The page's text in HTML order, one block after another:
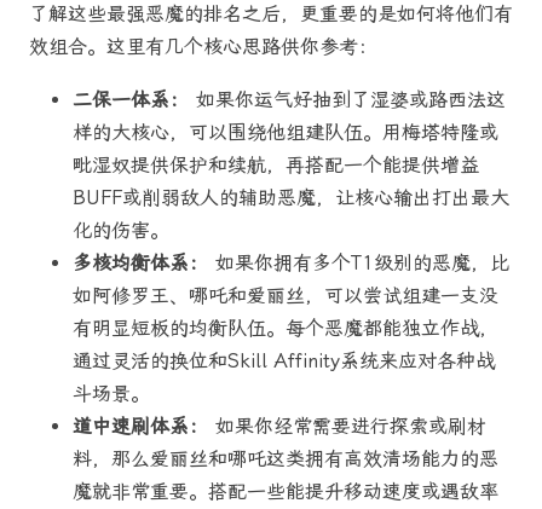
了解这些最强恶魔的排名之后，更重要的是如何将他们有
效组合。这里有几个核心思路供你参考：
二保一体系：
如果你运气好抽到了湿婆或路西法这
样的大核心，可以围绕他组建队伍。用梅塔特隆或
毗湿奴提供保护和续航，再搭配一个能提供增益
BUFF或削弱敌人的辅助恶魔，让核心输出打出最大
化的伤害。
多核均衡体系：
如果你拥有多个T1级别的恶魔，比
如阿修罗王、哪吒和爱丽丝，可以尝试组建一支没
有明显短板的均衡队伍。每个恶魔都能独立作战，
通过灵活的换位和Skill Affinity系统来应对各种战
斗场景。
道中速刷体系：
如果你经常需要进行探索或刷材
料，那么爱丽丝和哪吒这类拥有高效清场能力的恶
魔就非常重要。搭配一些能提升移动速度或遇敌率